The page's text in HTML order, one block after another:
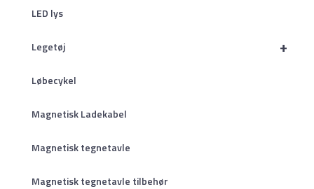
LED lys
+
Legetøj
Løbecykel
Magnetisk Ladekabel
Magnetisk tegnetavle
Magnetisk tegnetavle tilbehør